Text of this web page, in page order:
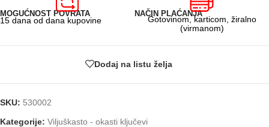
MOGUĆNOST POVRATA
15 dana od dana kupovine
NAČIN PLAĆANJA
Gotovinom, karticom, žiralno
(virmanom)
Dodaj na listu želja
SKU: 530002
Kategorije: Viljuškasto - okasti ključevi